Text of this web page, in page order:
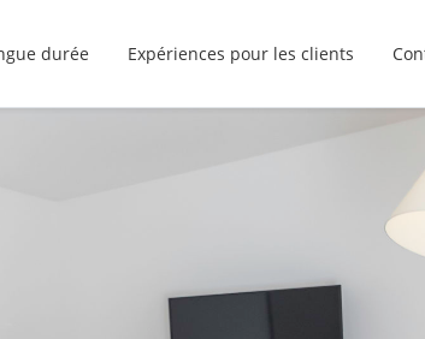
durée Expériences pour les clients